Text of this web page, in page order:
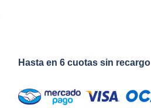
Hasta en 6 cuotas sin recargo